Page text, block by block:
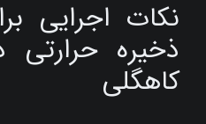
نکات اجرایی
ذخیره حرارتی
کاهگلی